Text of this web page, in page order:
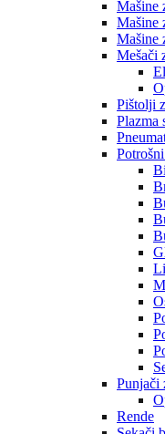
Mašine
Mašine
Mašine
Mešači
Pištolji
Plazma
Punjači
Rende